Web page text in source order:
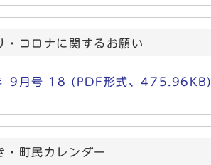
・コロナに関するお願い
_9月号 18 (PDF形式、475.96KB)
・町民カレンダー